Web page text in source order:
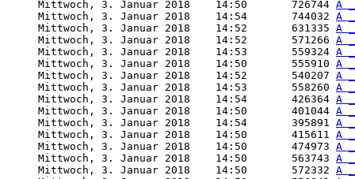
     Mittwoch, 3. Januar 2018    14:50       726744
A
     Mittwoch, 3. Januar 2018    14:54       744032
A
     Mittwoch, 3. Januar 2018    14:52       631335
A
     Mittwoch, 3. Januar 2018    14:52       571266
A
     Mittwoch, 3. Januar 2018    14:53       559324
A
     Mittwoch, 3. Januar 2018    14:50       555910
A
     Mittwoch, 3. Januar 2018    14:52       540207
A
     Mittwoch, 3. Januar 2018    14:53       558260
A
     Mittwoch, 3. Januar 2018    14:54       426364
A
     Mittwoch, 3. Januar 2018    14:50       401044
A
     Mittwoch, 3. Januar 2018    14:54       395891
A
     Mittwoch, 3. Januar 2018    14:50       415611
A
     Mittwoch, 3. Januar 2018    14:50       474973
A
     Mittwoch, 3. Januar 2018    14:50       563743
A
     Mittwoch, 3. Januar 2018    14:50       572332
A